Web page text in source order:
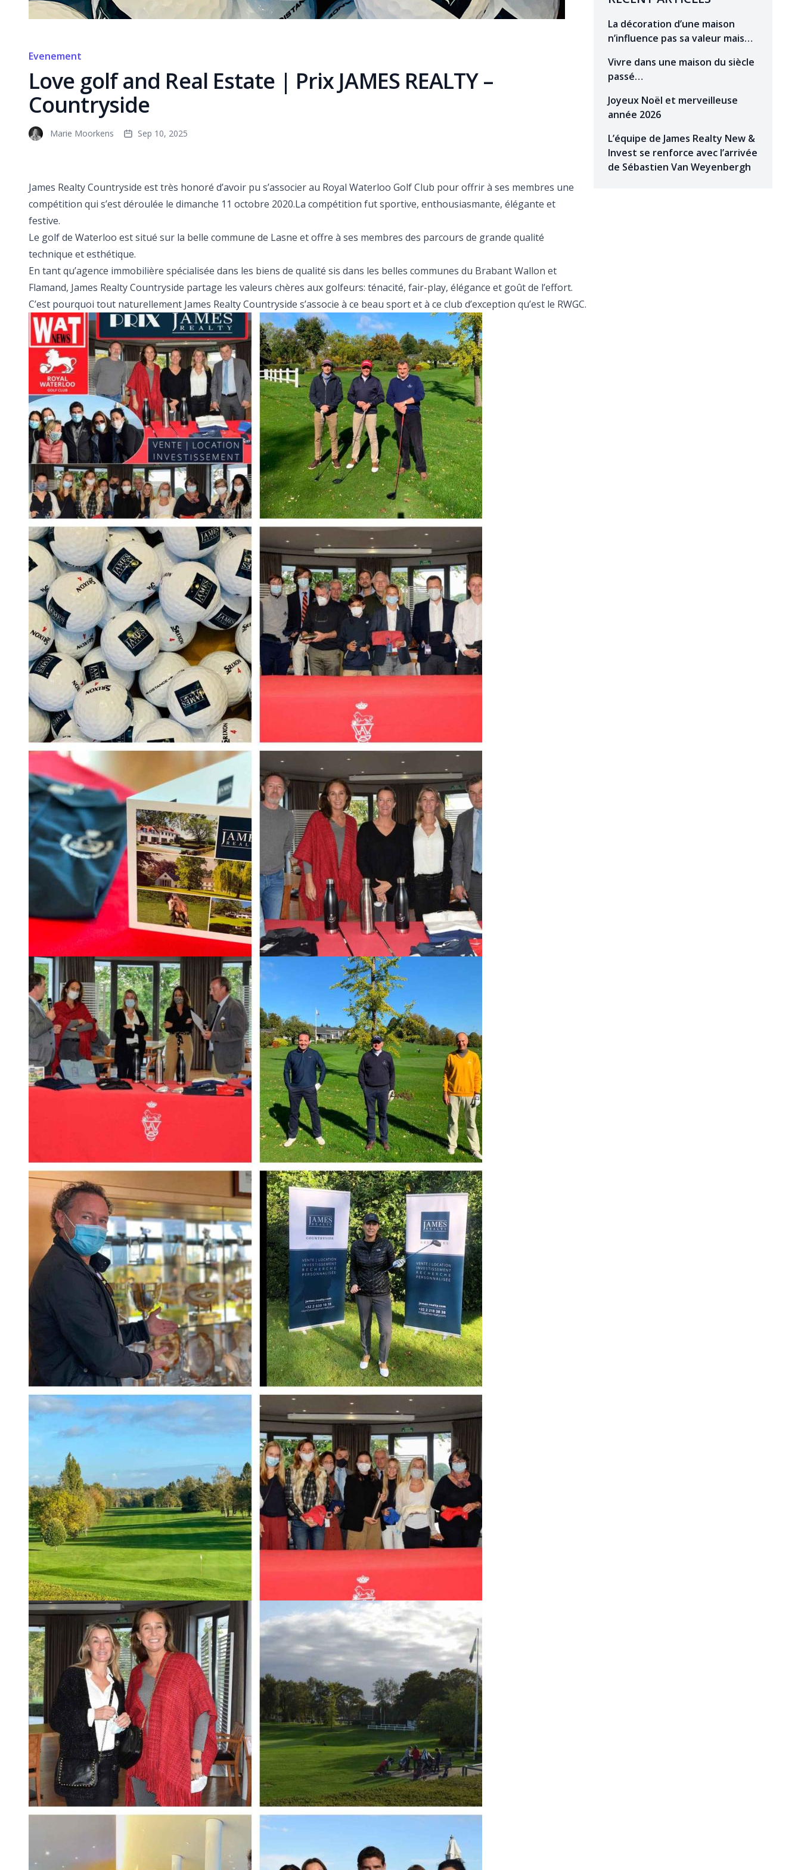
Evenement
Love golf and Real Estate | Prix JAMES REALTY –
Countryside
Marie Moorkens Sep 10, 2025
James Realty Countryside est très honoré d’avoir pu s’associer au Royal Waterloo Golf Club pour offrir à ses membres une
compétition qui s’est déroulée le dimanche 11 octobre 2020.La compétition fut sportive, enthousiasmante, élégante et
festive.
Le golf de Waterloo est situé sur la belle commune de Lasne et offre à ses membres des parcours de grande qualité
technique et esthétique.
En tant qu’agence immobilière spécialisée dans les biens de qualité sis dans les belles communes du Brabant Wallon et
Flamand, James Realty Countryside partage les valeurs chères aux golfeurs: ténacité, fair-play, élégance et goût de l’effort.
C’est pourquoi tout naturellement James Realty Countryside s’associe à ce beau sport et à ce club d’exception qu’est le RWGC.
La décoration d’une maison
n’influence pas sa valeur mais…
Vivre dans une maison du siècle
passé…
Joyeux Noël et merveilleuse
année 2026
L’équipe de James Realty New &
Invest se renforce avec l’arrivée
de Sébastien Van Weyenbergh